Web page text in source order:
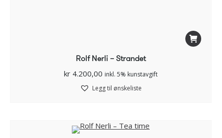
Rolf Nerli – Strandet
kr 4.200,00 inkl. 5% kunstavgift
Legg til ønskeliste